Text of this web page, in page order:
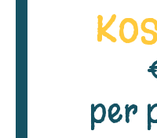
per